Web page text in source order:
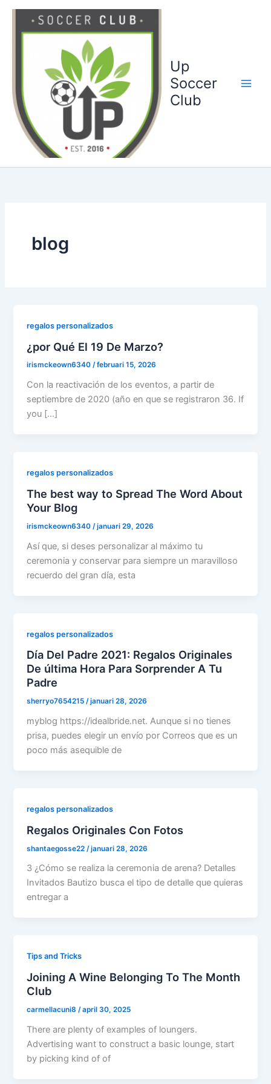
Up
Soccer
Club
blog
regalos personalizados
¿por Qué El 19 De Marzo?
irismckeown6340/februari 15, 2026
Con la reactivación de los eventos, a partir de
septiembre de 2020 (año en que se registraron 36. If
you […]
regalos personalizados
The best way to Spread The Word About
Your Blog
irismckeown6340/januari 29, 2026
Así que, si deses personalizar al máximo tu
ceremonia y conservar para siempre un maravilloso
recuerdo del gran día, esta
regalos personalizados
Día Del Padre 2021: Regalos Originales
De última Hora Para Sorprender A Tu
Padre
sherryo7654215/januari 28, 2026
myblog https://idealbride.net. Aunque si no tienes
prisa, puedes elegir un envío por Correos que es un
poco más asequible de
regalos personalizados
Regalos Originales Con Fotos
shantaegosse22 /januari 28, 2026
3 ¿Cómo se realiza la ceremonia de arena? Detalles
Invitados Bautizo busca el tipo de detalle que quieras
entregar a
Tips and Tricks
Joining A Wine Belonging To The Month
Club
carmellacuni8/april 30, 2025
There are plenty of examples of loungers.
Advertising want to construct a basic lounge, start
by picking kind of of